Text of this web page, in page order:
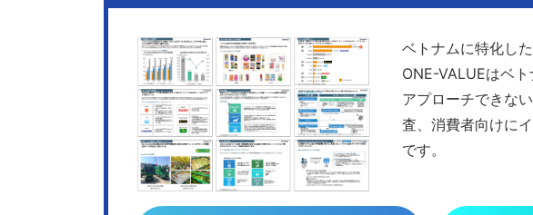
ベトナムに特化し
ONE-VALUEはベ
アプローチできな
査、消費者向けに
です。